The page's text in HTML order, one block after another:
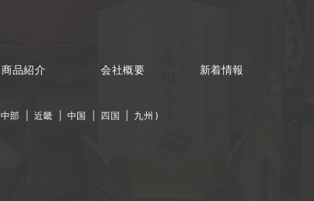
商品紹介 会社概要 新着情報
中部 近畿 中国 四国 九州 )